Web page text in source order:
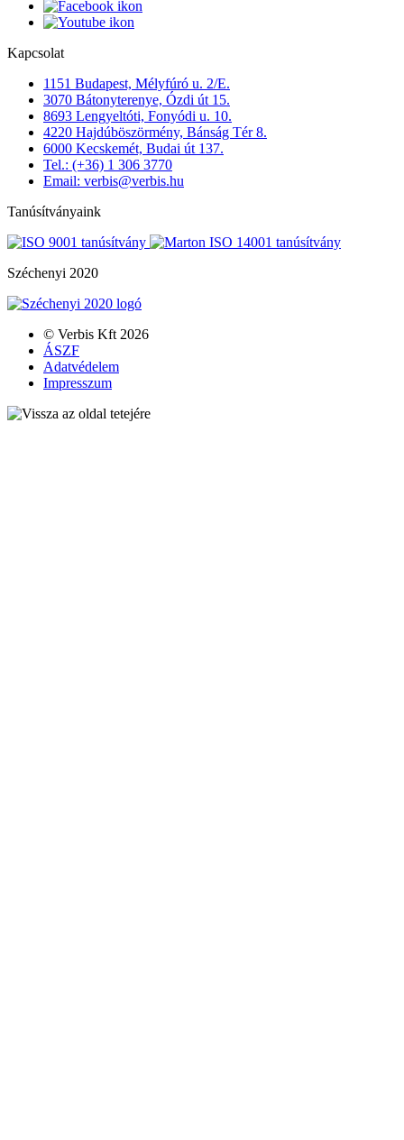
Kapcsolat
1151 Budapest, Mélyfúró u. 2/E.
3070 Bátonyterenye, Ózdi út 15.
8693 Lengyeltóti, Fonyódi u. 10.
4220 Hajdúböszörmény, Bánság Tér 8.
6000 Kecskemét, Budai út 137.
Tel.: (+36) 1 306 3770
Email: verbis@verbis.hu
Tanúsítványaink
Széchenyi 2020
© Verbis Kft 2026
ÁSZF
Adatvédelem
Impresszum